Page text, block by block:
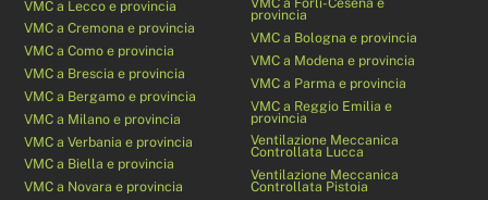
VMC a Lecco e provincia
VMC a Cremona e provincia
VMC a Como e provincia
VMC a Brescia e provincia
VMC a Bergamo e provincia
VMC a Milano e provincia
VMC a Verbania e provincia
VMC a Biella e provincia
VMC a Novara e provincia
provincia
VMC a Bologna e provincia
VMC a Modena e provincia
VMC a Parma e provincia
VMC a Reggio Emilia e
provincia
Ventilazione Meccanica
Controllata Lucca
Ventilazione Meccanica
Controllata Pistoia